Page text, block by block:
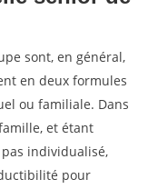
sont, en général,
en deux formules
ou familiale. Dans
et étant
individualisé,
pour